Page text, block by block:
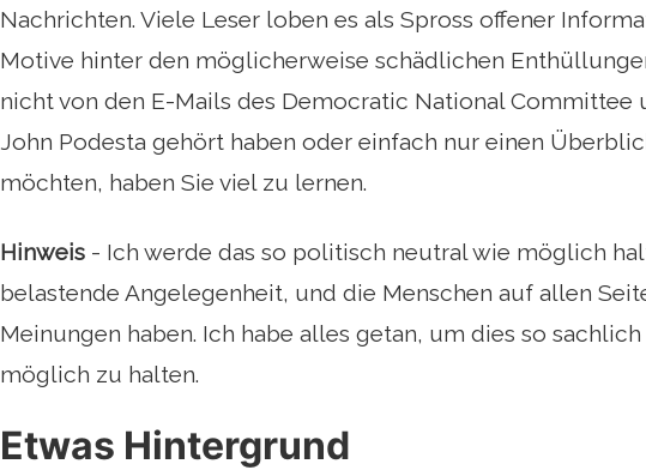
Nachrichten. Viele Leser loben es als Spross offener
Motive hinter den möglicherweise schädlichen
nicht von den E-Mails des Democratic National Committee
John Podesta gehört haben oder einfach nur einen
möchten, haben Sie viel zu lernen.
Hinweis - Ich werde das so politisch neutral wie möglich
belastende Angelegenheit, und die Menschen auf allen
Meinungen haben. Ich habe alles getan, um dies so
möglich zu halten.
Etwas Hintergrund